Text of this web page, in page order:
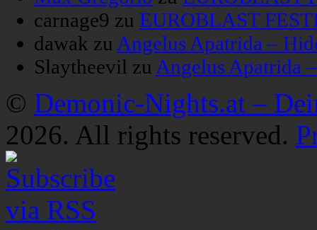
carnage9 zu EUROBLAST
dawak zuAngelus Apatrida –
Slaytheevil zuAngelus Apatrida
© Demonic-Nights.at –
2026. All rights reserved.